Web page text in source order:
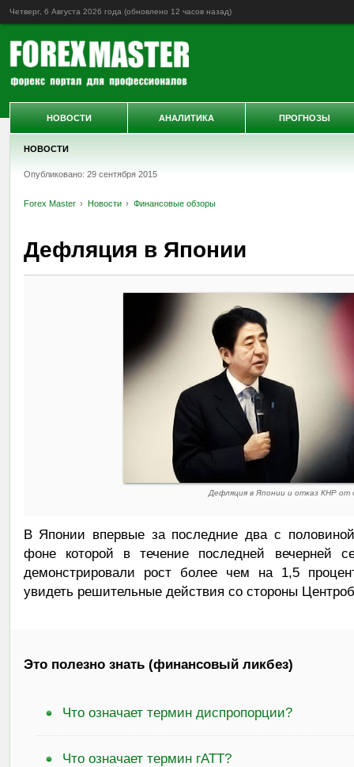
Четверг, 6 Августа 2026 года (обновлено 12 часов назад)
НОВОСТИ
Опубликовано: 29 сентября 2015
Forex Master Новости Финансовые обзоры
Дефляция в Японии
Дефляция в Японии и отказ КНР от
В Японии впервые за последние два с
фоне которой в течение последней вечерней
демонстрировали рост более чем на 1,5
увидеть решительные действия со стороны
Это полезно знать (финансовый ликбез)
Что означает термин диспропорции?
Что означает термин гАТТ?
НОВОСТИ АНАЛИТИКА ПРОГНОЗЫ